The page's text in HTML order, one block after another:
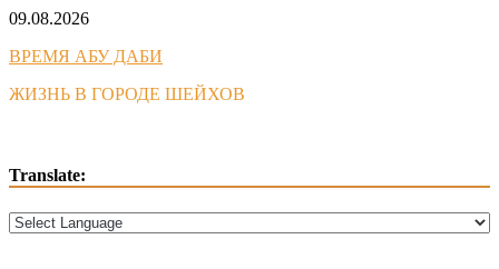
Skip
content
09.08.2026
ВРЕМЯ АБУ ДАБИ
ЖИЗНЬ В ГОРОДЕ ШЕЙХОВ
Translate: